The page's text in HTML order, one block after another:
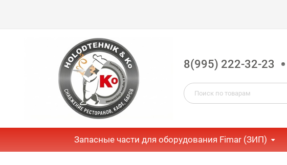
8(995) 222-32-23
Запасные части для оборудования Fimar (ЗИП)